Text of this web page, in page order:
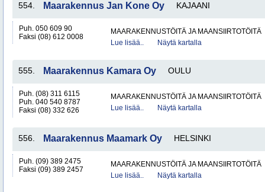
554. Maarakennus Jan Kone Oy KAJAANI
Puh. 050 609 90
Faksi (08) 612 0008
MAARAKENNUSTÖITÄ JA MAANSIIRTOTÖITÄ
Lue lisää..
Näytä kartalla
555. Maarakennus Kamara Oy OULU
Puh. (08) 311 6115
Puh. 040 540 8787
Faksi (08) 332 626
MAARAKENNUSTÖITÄ JA MAANSIIRTOTÖITÄ
Lue lisää..
Näytä kartalla
556. Maarakennus Maamark Oy HELSINKI
Puh. (09) 389 2475
Faksi (09) 389 2457
MAARAKENNUSTÖITÄ JA MAANSIIRTOTÖITÄ
Lue lisää..
Näytä kartalla